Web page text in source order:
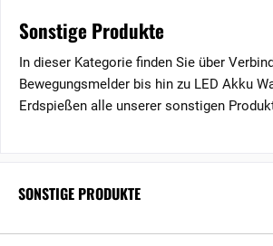
Sonstige Produkte
In dieser Kategorie finden Sie über
Bewegungsmelder bis hin zu LED Akku
Erdspießen alle unserer sonstigen
SONSTIGE PRODUKTE